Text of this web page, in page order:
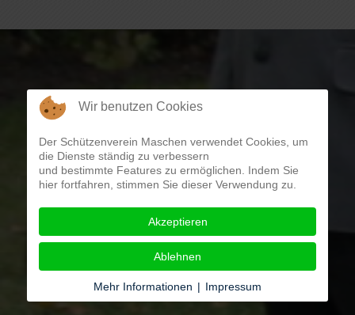
Wir benutzen Cookies
Der Schützenverein Maschen verwendet Cookies, um
die Dienste ständig zu verbessern
und bestimmte Features zu ermöglichen. Indem Sie
hier fortfahren, stimmen Sie dieser Verwendung zu.
Akzeptieren
Ablehnen
Mehr Informationen | Impressum